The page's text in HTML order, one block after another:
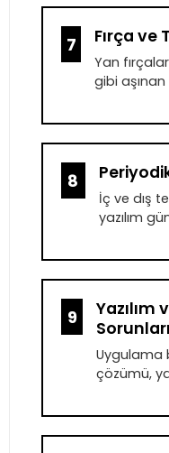
7 Fırça ve
Yan
gibi
8
İç ve dış
yazılım
9
Yazılım
Sorunları
Uygulama
çözümü,